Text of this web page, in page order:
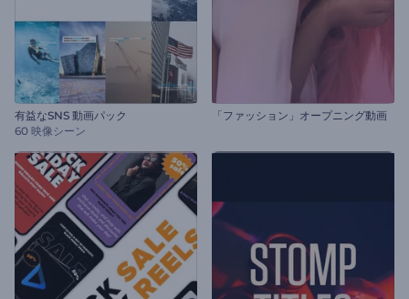
有益なSNS 動画パック
60 映像シーン
「ファッション」オープニング動画